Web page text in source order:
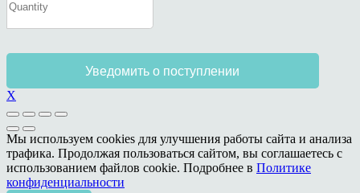
Уведомить о поступлении
X
Мы используем cookies для улучшения работы сайта и анализа
трафика. Продолжая пользоваться сайтом, вы соглашаетесь с
использованием файлов cookie. Подробнее в Политике
конфиденциальности